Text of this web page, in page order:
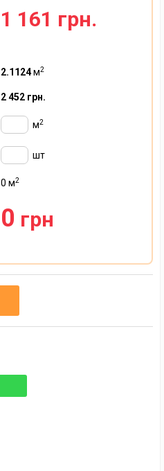
1 161 грн.
2.1124м2
2 452 грн.
м2
шт
0 м2
0 грн